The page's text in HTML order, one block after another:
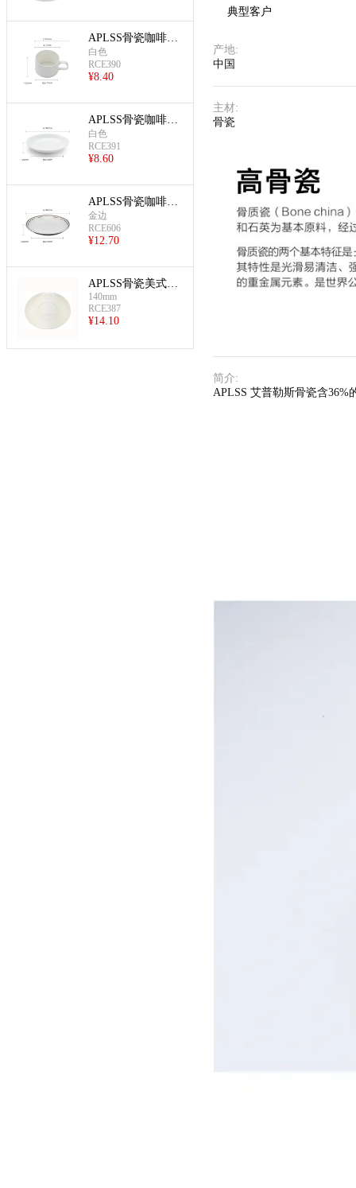
APLSS骨瓷咖啡杯
(航空杯)
白色
RCE390
¥8.40
APLSS骨瓷咖啡杯
(航空碟)
白色
RCE391
¥8.60
APLSS骨瓷咖啡杯
(金边航空杯碟)
金边
RCE606
¥12.70
APLSS骨瓷美式可
叠咖啡杯碟(碟)
140mm
RCE387
¥14.10
典型客户
产地:
中国
主材:
骨瓷
简介:
APLSS 艾普勒斯骨瓷含